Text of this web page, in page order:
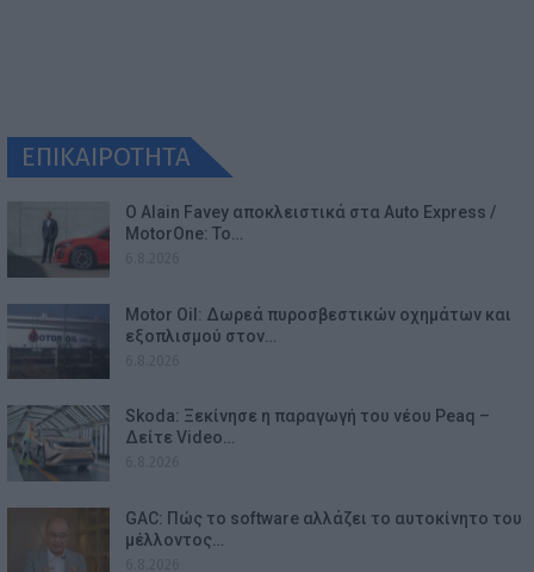
ΕΠΙΚΑΙΡΟΤΗΤΑ
Ο Alain Favey αποκλειστικά στα Auto Express /
MotorOne: Το…
Motor Oil: Δωρεά πυροσβεστικών οχημάτων και
εξοπλισμού στον…
Skoda: Ξεκίνησε η παραγωγή του νέου Peaq –
Δείτε Video…
GAC: Πώς το software αλλάζει το αυτοκίνητο του
μέλλοντος…